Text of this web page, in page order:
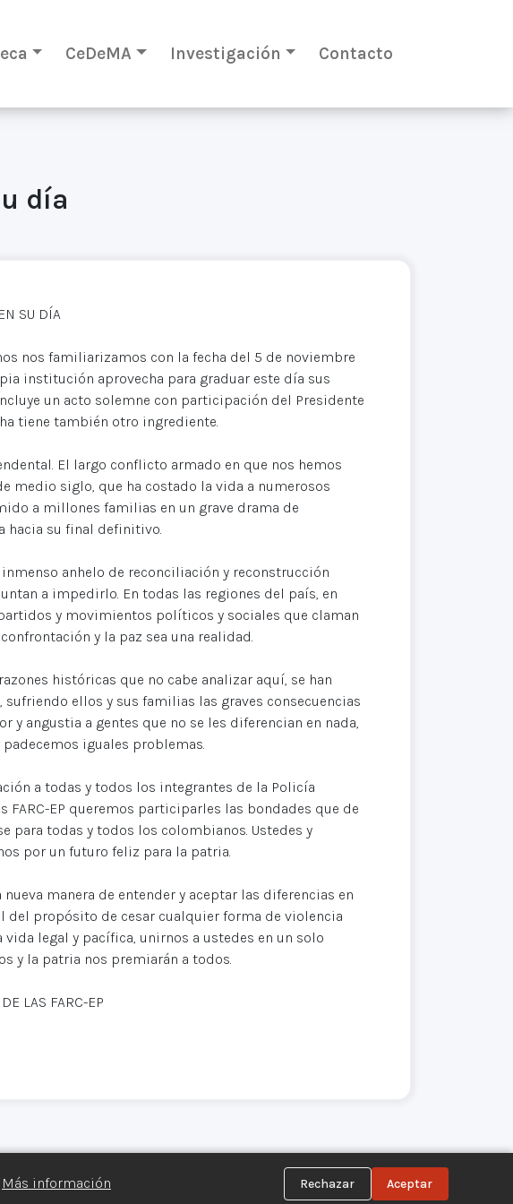
Más información Rechazar Aceptar
CeDeMA Investigación Contacto
día
SU DÍA
nos familiarizamos con la fecha del 5 de noviembre
institución aprovecha para graduar este día sus
un acto solemne con participación del Presidente
tiene también otro ingrediente.
El largo conflicto armado en que nos hemos
medio siglo, que ha costado la vida a numerosos
a millones familias en un grave drama de
hacia su final definitivo.
anhelo de reconciliación y reconstrucción
a impedirlo. En todas las regiones del país, en
y movimientos políticos y sociales que claman
y la paz sea una realidad.
históricas que no cabe analizar aquí, se han
ellos y sus familias las graves consecuencias
angustia a gentes que no se les diferencian en nada,
iguales problemas.
a todas y todos los integrantes de la Policía
FARC-EP queremos participarles las bondades que de
para todas y todos los colombianos. Ustedes y
por un futuro feliz para la patria.
manera de entender y aceptar las diferencias en
del propósito de cesar cualquier forma de violencia
legal y pacífica, unirnos a ustedes en un solo
y la patria nos premiarán a todos.
LAS FARC-EP